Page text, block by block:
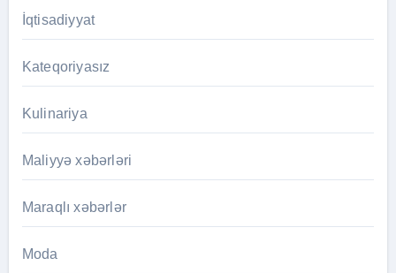
İqtisadiyyat
Kateqoriyasız
Kulinariya
Maliyyə xəbərləri
Maraqlı xəbərlər
Moda